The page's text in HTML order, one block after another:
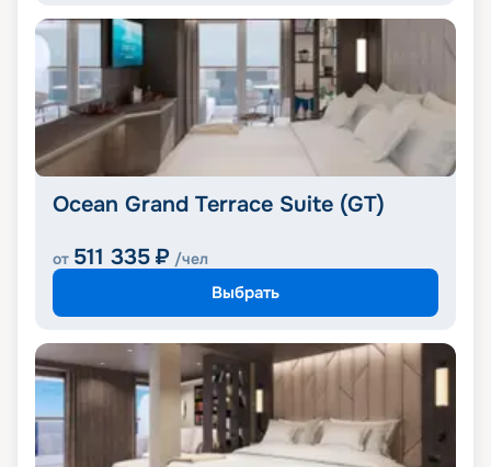
Ocean Grand Terrace Suite (GT)
от 511 335 ₽ /чел
Выбрать